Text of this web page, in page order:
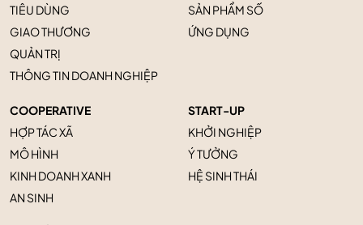
TIÊU DÙNG
GIAO THƯƠNG
QUẢN TRỊ
THÔNG TIN DOANH NGHIỆP
SẢN PHẨM SỐ
ỨNG DỤNG
COOPERATIVE
HỢP TÁC XÃ
MÔ HÌNH
KINH DOANH XANH
AN SINH
START-UP
KHỞI NGHIỆP
Ý TƯỞNG
HỆ SINH THÁI